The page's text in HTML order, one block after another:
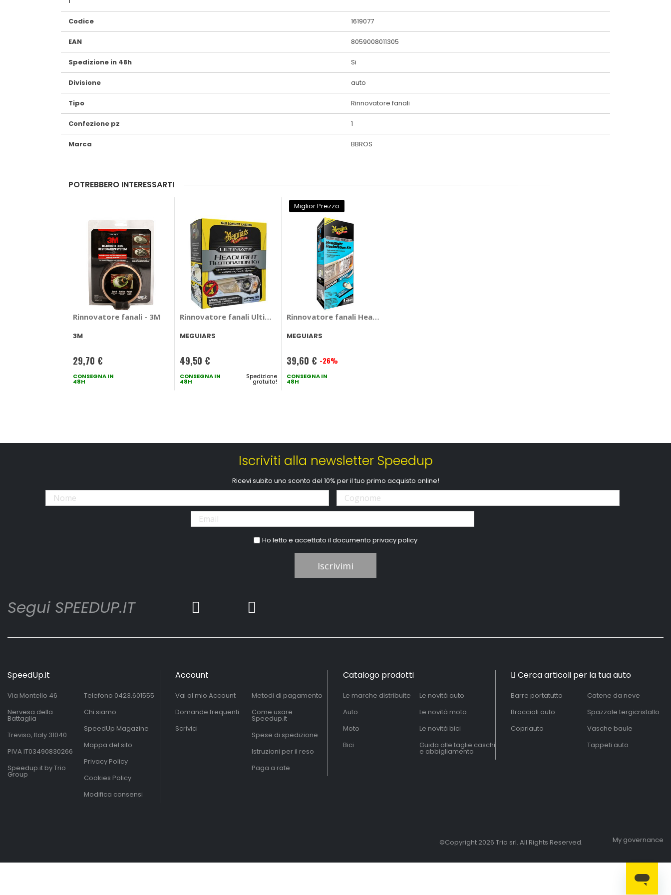
Maggiori
Informazioni
Codice 1619077
EAN 8059008011305
Spedizione in 48h Si
Divisione auto
Tipo Rinnovatore fanali
Confezione pz 1
Marca BBROS
POTREBBERO INTERESSARTI
Rinnovatore fanali - 3M
3M
29,70 €
CONSEGNA IN
48H
Rinnovatore fanali Ultimate Headlight Restoration Kit - MEGUIARS
MEGUIARS
49,50 €
CONSEGNA IN
48H
Spedizione
gratuita!
Miglior Prezzo
Rinnovatore fanali Headlight Restoration Kit - MEGUIARS
MEGUIARS
Prezzo
speciale
39,60 € -26%
CONSEGNA IN
48H
Iscriviti alla newsletter Speedup
Ricevi subito uno sconto del 10% per il tuo primo acquisto online!
Ho letto e accettato il documentoprivacy policy
Iscrivimi
Segui SPEEDUP.IT
SpeedUp.it
Via Montello 46
Nervesa della
Battaglia
Treviso, Italy 31040
PIVA IT03490830266
Speedup.it by Trio
Group
Telefono 0423.601555
Chi siamo
SpeedUp Magazine
Mappa del sito
Privacy Policy
Cookies Policy
Modifica consensi
Account
Vai al mio Account
Domande frequenti
Scrivici
Metodi di pagamento
Come usare
Speedup.it
Spese di spedizione
Istruzioni per il reso
Paga a rate
Catalogo prodotti
Le marche distribuite
Auto
Moto
Bici
Le novità auto
Le novità moto
Le novità bici
Guida alle taglie caschi
e abbigliamento
Cerca articoli per la tua auto
Barre portatutto
Braccioli auto
Copriauto
Catene da neve
Spazzole tergicristallo
Vasche baule
Tappeti auto
My governance
©Copyright 2026 Trio srl. All Rights Reserved.